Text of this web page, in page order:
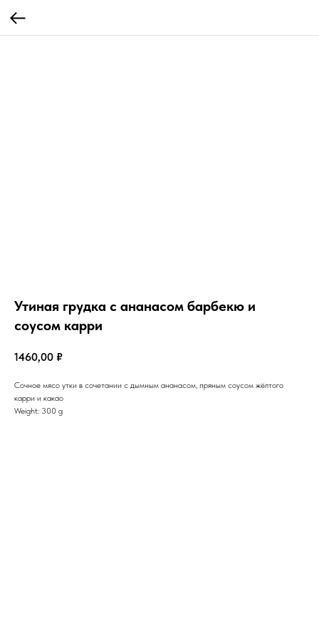
Утиная грудка с ананасом барбекю и
соусом карри
1460,00 ₽
Сочное мясо утки в сочетании с дымным ананасом, пряным соусом жёлтого
карри и какао
Weight: 300 g